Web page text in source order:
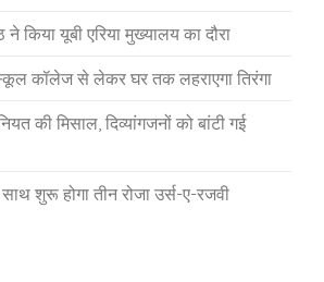
किया यूबी एरिया मुख्यालय का दौरा
कॉलेज से लेकर घर तक लहराएगा तिरंगा
की मिसाल, दिव्यांगजनों को बांटी गई
शुरू होगा तीन रोजा उर्स-ए-रजवी